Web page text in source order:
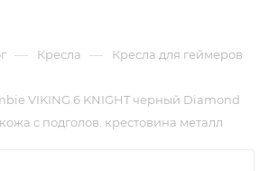
— Кресла — Кресла для геймеров
VIKING 6 KNIGHT черный Diamond
с подголов. крестовина металл